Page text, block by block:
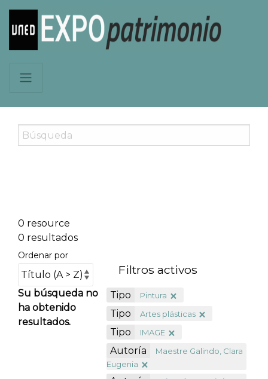
0 resource
0 resultados
Ordenar por
Su búsqueda no
ha obtenido
resultados.
Filtros activos
Tipo Pintura
Tipo Artes plásticas
Tipo IMAGE
Autoría
Maestre Galindo, Clara
Eugenia